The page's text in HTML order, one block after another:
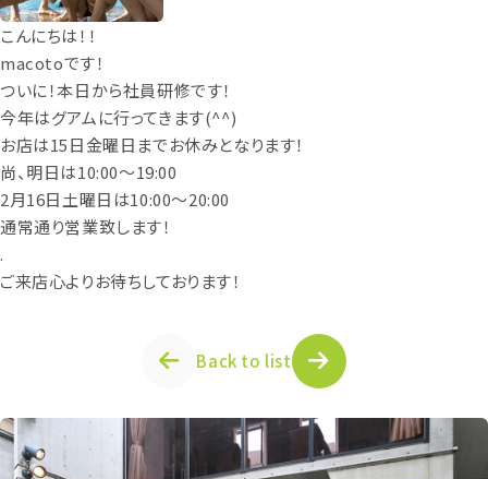
こんにちは！！
macotoです！
ついに！本日から社員研修です！
今年はグアムに行ってきます(^^)
お店は15日金曜日までお休みとなります！
尚、明日は10:00〜19:00
2月16日土曜日は10:00〜20:00
通常通り営業致します！
.
ご来店心よりお待ちしております！
Back to list